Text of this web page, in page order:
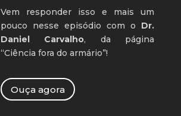
Vem responder isso e mais um
pouco nesse episódio com o Dr.
Daniel Carvalho, da página
“Ciência fora do armário”!
Ouça agora